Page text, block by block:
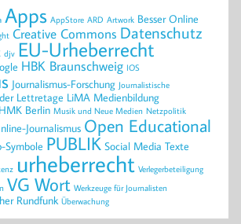
Apps AppStore ARD Artwork Besser Online
Creative Commons Datenschutz
djv EU-Urheberrecht
HBK Braunschweig IOS
Journalismus-Forschung Journalistische
Lettretage LiMA Medienbildung
Berlin Musik und Neue Medien Netzpolitik
Journalismus Open Educational
Symbole PUBLIK Social Media Texte
urheberrecht Verlegerbeteiligung
VG Wort Werkzeuge für Journalisten
Rundfunk Überwachung